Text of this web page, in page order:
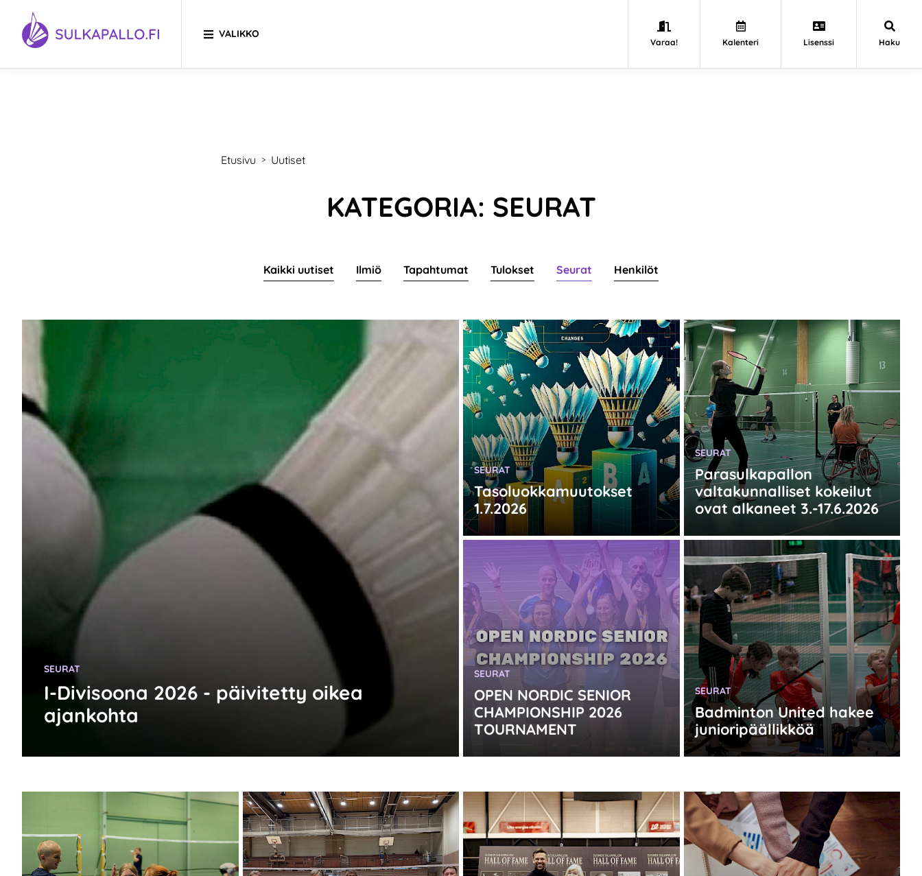
Siirry sivun sisältöön
SIIRRY ETUSIVULLE
VALIKKO
Varaa! Kalenteri Lisenssi Haku
Etusivu > Uutiset
KATEGORIA: SEURAT
Kaikki uutiset Ilmiö Tapahtumat Tulokset Seurat Henkilöt
I-Divisoona 2026 - päivitetty oikea
ajankohta
KATEGORIA:
SEURAT
Tasoluokkamuutokset
1.7.2026
KATEGORIA:
SEURAT
Parasulkapallon
valtakunnalliset kokeilut
ovat alkaneet 3.-17.6.2026
KATEGORIA:
SEURAT
OPEN NORDIC SENIOR
CHAMPIONSHIP 2026
TOURNAMENT
KATEGORIA:
SEURAT
Badminton United hakee
junioripäällikköä
KATEGORIA:
SEURAT